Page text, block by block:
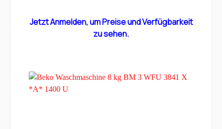
Jetzt Anmelden, um Preise und Verfügbarkeit
zu sehen.